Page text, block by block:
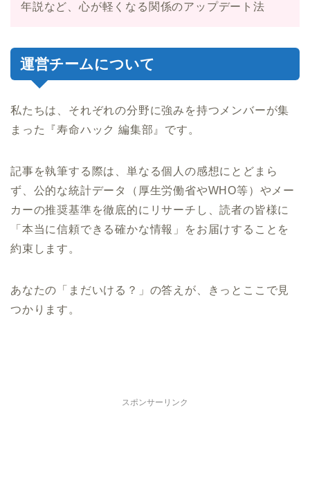
年説など、心が軽くなる関係のアップデート法
運営チームについて
私たちは、それぞれの分野に強みを持つメンバーが集
まった『寿命ハック 編集部』です。
記事を執筆する際は、単なる個人の感想にとどまら
ず、公的な統計データ（厚生労働省やWHO等）やメー
カーの推奨基準を徹底的にリサーチし、読者の皆様に
「本当に信頼できる確かな情報」をお届けすることを
約束します。
あなたの「まだいける？」の答えが、きっとここで見
つかります。
スポンサーリンク